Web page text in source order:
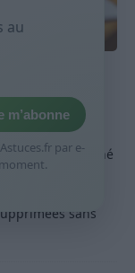
trop
leur budget rogné
peuvent
sans
au
m’abonne
par e-